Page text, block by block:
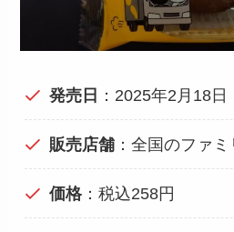
発売日 ：2025年2月18日
販売店舗：全国のファミ
価格：税込258円